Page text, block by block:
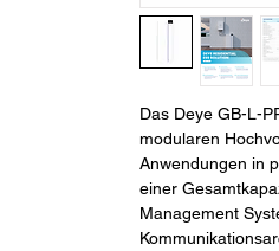
Das Deye GB-L-
modularen
Anwendungen in
einer
Management